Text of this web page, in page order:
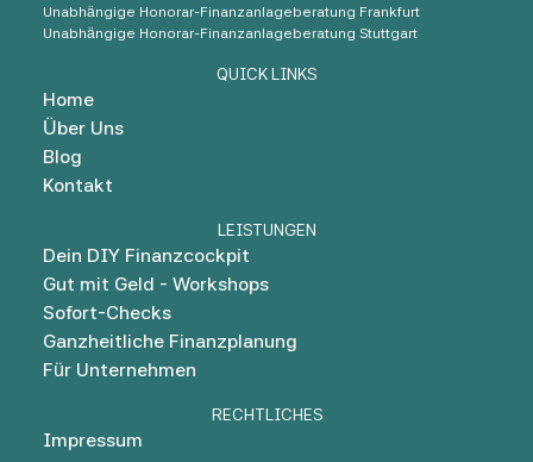
Unabhängige Honorar-Finanzanlageberatung Frankfurt
Unabhängige Honorar-Finanzanlageberatung Stuttgart
QUICK LINKS
Home
Über Uns
Blog
Kontakt
LEISTUNGEN
Dein DIY Finanzcockpit
Gut mit Geld - Workshops
Sofort-Checks
Ganzheitliche Finanzplanung
Für Unternehmen
RECHTLICHES
Impressum